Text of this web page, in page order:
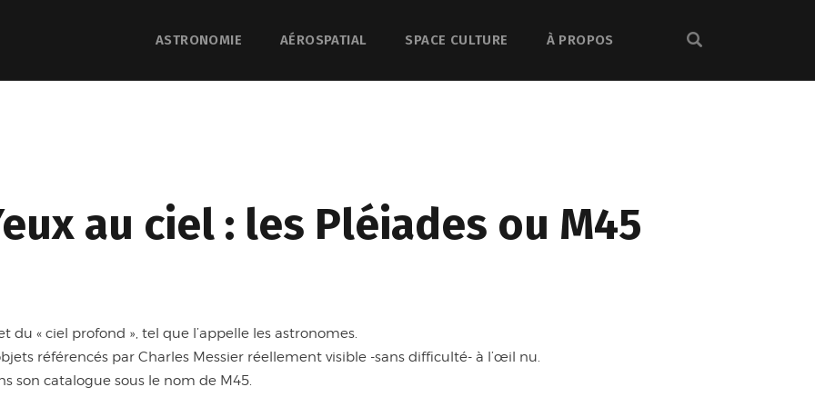
ASTRONOMIE AÉROSPATIAL SPACE CULTURE À PROPOS
au ciel : les Pléiades ou M45
du « ciel profond », tel que l’appelle les astronomes.
référencés par Charles Messier réellement visible -sans difficulté- à l’œil nu.
son catalogue sous le nom de M45.